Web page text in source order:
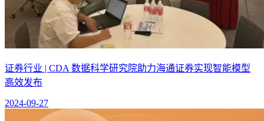
证券行业 | CDA 数据科学研究院助力海通证券实现智能模型
高效发布
2024-09-27